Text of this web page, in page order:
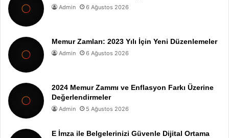
Admin 6 Ağustos 2026
Memur Zamları: 2023 Yılı İçin Yeni Düzenlemeler
Admin 6 Ağustos 2026
2024 Memur Zammı ve Enflasyon Farkı Üzerine
Değerlendirmeler
Admin 5 Ağustos 2026
E İmza ile Belgelerinizi Güvenle Dijital Ortama